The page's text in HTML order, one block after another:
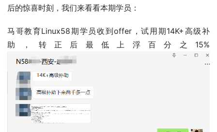
后的惊喜时刻，我们来看看本期学员：
马哥教育Linux58期学员收到offer，试用期14K+高级补
助，转正后最低上浮百分之15%